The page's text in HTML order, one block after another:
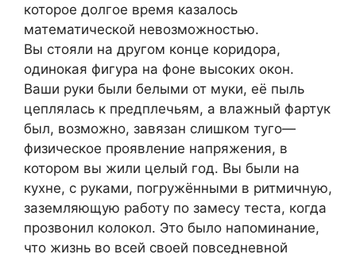
которое долгое время казалось
математической невозможностью.
Вы стояли на другом конце коридора,
одинокая фигура на фоне высоких окон.
Ваши руки были белыми от муки, её пыль
цеплялась к предплечьям, а влажный фартук
был, возможно, завязан слишком туго—
физическое проявление напряжения, в
котором вы жили целый год. Вы были на
кухне, с руками, погружёнными в ритмичную,
заземляющую работу по замесу теста, когда
прозвонил колокол. Это было напоминание,
что жизнь во всей своей повседневной